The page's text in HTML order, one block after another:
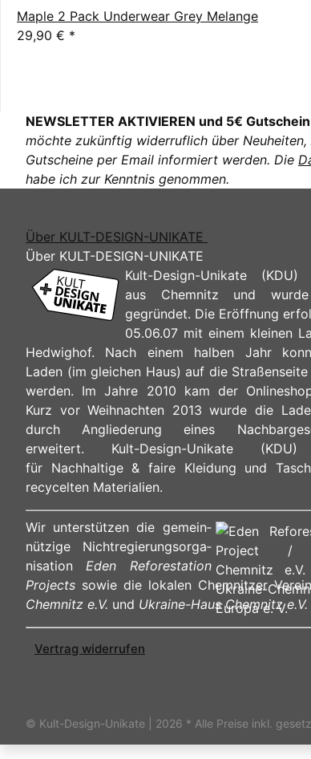
Maple 2 Pack Underwear Grey Melange
29,90 € *
NEWSLETTER AKTIVIEREN und 5€
möchte zukünftig widerruflich über
Gutscheine per Email informiert werden. Die
habe ich zur Kenntnis genommen.
Über KULT-DESIGN-UNIKATE
Über KULT-DESIGN-UNIKATE
Kult-Design-Unikate (KDU)
aus Chemnitz und
gegründet. Die Eröffnung
05.06.07 mit einem kleinen
Hedwighof. Nach einem halben Jahr
Laden (im gleichen Haus) auf die
werden. Im Jahre 2010 kam der
Kurz vor Weihnachten 2013 wurde die
durch Angliederung eines
erweitert. Kult-Design-Unikate
für Nachhaltige & faire Kleidung und
recycelten Materialien.
Wir unterstützen die ge­mein­
nüt­zi­ge Nicht­re­gie­rungs­or­ga­
ni­sa­ti­onEden Reforestation
Projects sowie die lokalen Chemnitzer
Chemnitz e.V. und Ukraine-Haus Chemnitz e.V.
Vertrag widerrufen
© Kult-Design-Unikate | 2026 * Alle Preise inkl.